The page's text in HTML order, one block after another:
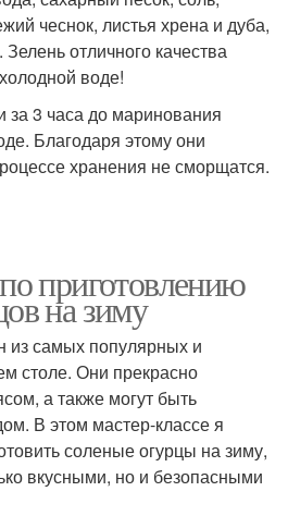
чеснок, листья хрена и дуба,
отличного качества
воде!
3 часа до маринования
Благодаря этому они
хранения не сморщатся.
приготовлению
на зиму
из самых популярных и
столе. Они прекрасно
а также могут быть
В этом мастер-классе я
соленые огурцы на зиму,
вкусными, но и безопасными